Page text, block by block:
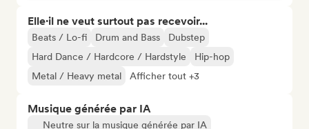
Elle·il ne veut surtout pas recevoir...
Beats / Lo-fi Drum and Bass
Dubstep
Hard Dance / Hardcore / Hardstyle
Hip-hop
Metal / Heavy metal
Afficher tout +3
Musique générée par IA
Neutre sur la musique générée par IA